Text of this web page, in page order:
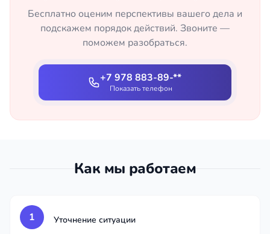
Бесплатно оценим перспективы вашего дела и
подскажем порядок действий. Звоните —
поможем разобраться.
+7 978 883-89-**
Показать телефон
Как мы работаем
1 Уточнение ситуации